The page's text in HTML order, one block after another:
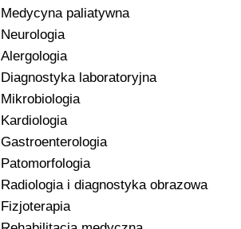
Medycyna paliatywna
Neurologia
Alergologia
Diagnostyka laboratoryjna
Mikrobiologia
Kardiologia
Gastroenterologia
Patomorfologia
Radiologia i diagnostyka obrazowa
Fizjoterapia